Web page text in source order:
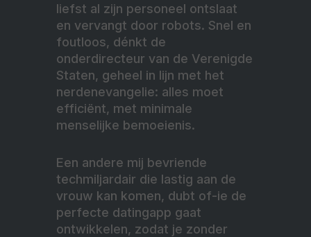
liefst al zijn personeel ontslaat
en vervangt door robots. Snel en
foutloos, dénkt de
onderdirecteur van de Verenigde
Staten, geheel in lijn met het
nerdenevangelie: alles moet
efficiënt, met minimale
menselijke bemoeienis.
Een andere mij bevriende
techmiljardair die lastig aan de
vrouw kan komen, dubt of-ie de
perfecte datingapp gaat
ontwikkelen, zodat je zonder